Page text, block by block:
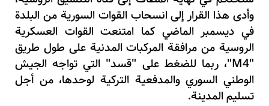
وأدى هذا القرار إلى انسحاب القوات السورية من البلدة
في ديسمبر الماضي كما امتنعت القوات العسكرية
الروسية من مرافقة المركبات المدنية على طول طريق
"
M4"، ربما للضغط على "قسد" التي تواجه الجيش
الوطني السوري والمدفعية التركية لوحدها، من أجل
تسليم المدينة.